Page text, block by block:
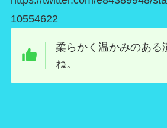
10554622
柔らかく温かみのある
ね。